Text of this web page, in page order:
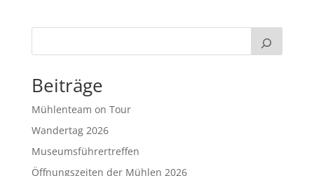
Beiträge
Mühlenteam on Tour
Wandertag 2026
Museumsführertreffen
Öffnungszeiten der Mühlen 2026